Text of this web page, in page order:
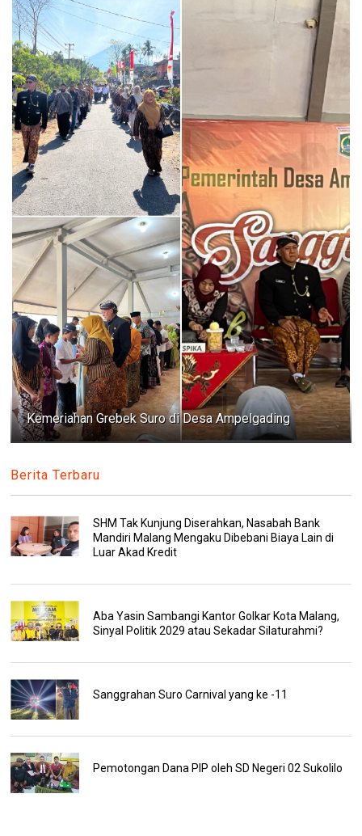
Kemeriahan Grebek Suro di Desa Ampelgading
Berita Terbaru
SHM Tak Kunjung Diserahkan, Nasabah Bank
Mandiri Malang Mengaku Dibebani Biaya Lain di
Luar Akad Kredit
Aba Yasin Sambangi Kantor Golkar Kota Malang,
Sinyal Politik 2029 atau Sekadar Silaturahmi?
Sanggrahan Suro Carnival yang ke -11
Pemotongan Dana PIP oleh SD Negeri 02 Sukolilo